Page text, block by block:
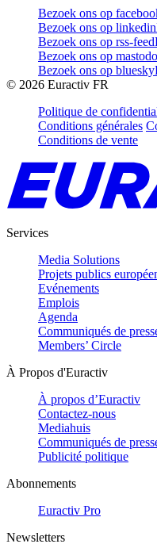
Bezoek ons op
Bezoek ons op linkedin
Bezoek ons op rss-feed
Bezoek ons op
Bezoek ons op bluesky
© 2026 Euractiv FR
Politique de
Conditions générales
Conditions de vente
Services
Media Solutions
Projets publics
Evénements
Emplois
Agenda
Communiqués de
Members’ Circle
À Propos d'Euractiv
À propos d’Euractiv
Contactez-nous
Mediahuis
Communiqués de
Publicité politique
Abonnements
Euractiv Pro
Newsletters